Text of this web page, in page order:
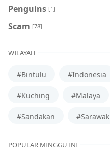
Penguins [1]
Scam [78]
WILAYAH
#Bintulu #Indonesia
#Kuching #Malaya
#Sandakan #Sarawak
POPULAR MINGGU INI